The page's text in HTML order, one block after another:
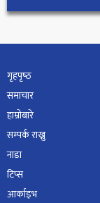
गृहपृष्‍ठ
समाचार
हाम्रोबारे
सम्पर्क राख्नु
नाडा
टिप्स
आर्काइभ